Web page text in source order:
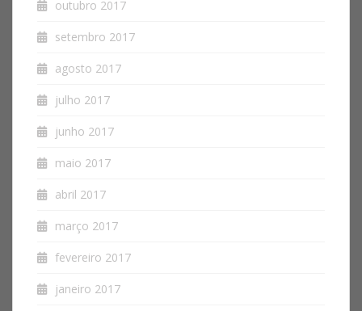
outubro 2017
setembro 2017
agosto 2017
julho 2017
junho 2017
maio 2017
abril 2017
março 2017
fevereiro 2017
janeiro 2017